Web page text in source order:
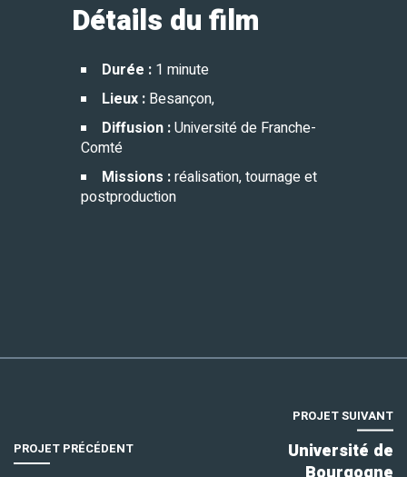
Détails du film
Durée : 1 minute
Lieux : Besançon,
Diffusion :Université de Franche-
Comté
Missions :réalisation, tournage et
postproduction
PROJET PRÉCÉDENT
PROJET SUIVANT
Université de